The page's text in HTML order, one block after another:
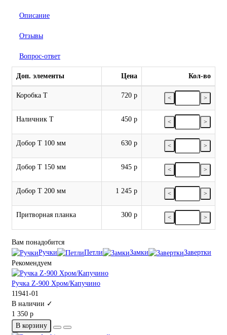
Описание
Отзывы
Вопрос-ответ
Доп. элементы Цена Кол-во
Коробка Т 720 р < >
Наличник Т 450 р < >
Добор Т 100 мм 630 р < >
Добор Т 150 мм 945 р < >
Добор Т 200 мм 1 245 р < >
Притворная планка 300 р < >
Вам понадобится
Ручки
Петли Замки
Завертки
Рекомендуем
Ручка Z-900 Хром/Капучино
11941-01
В наличии ✓
1 350 р
В корзину